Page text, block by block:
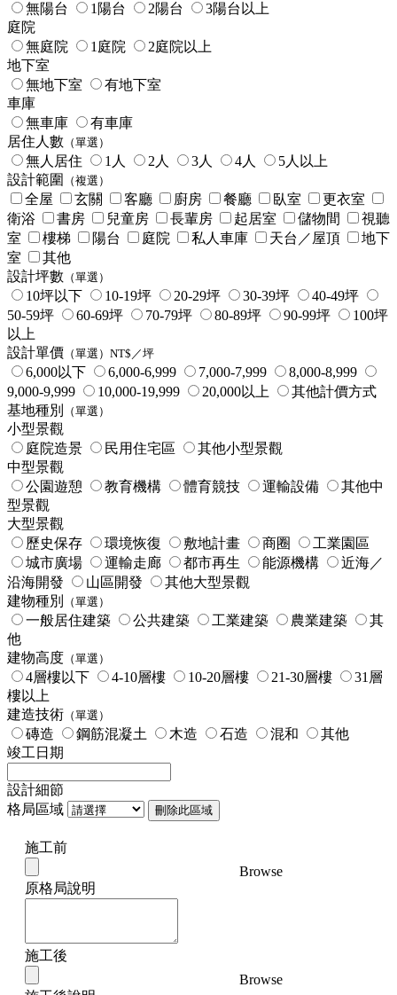
無陽台
1陽台 2陽台
3陽台以上
庭院
無庭院
1庭院
2庭院以上
地下室
無地下室
有地下室
車庫
無車庫
有車庫
居住人數 （單選）
無人居住 1人 2人 3人 4人
5人以上
設計範圍
（複選）
全屋 玄關 客廳 廚房 餐廳 臥室
更衣室
衛浴
書房 兒童房 長輩房 起居室 儲物間
視聽
室
樓梯 陽台 庭院 私人車庫 天台／屋頂
地下
室
其他
設計坪數 （單選）
10坪以下 10-19坪 20-29坪 30-39坪
40-49坪
50-59坪
60-69坪 70-79坪 80-89坪 90-99坪
100坪
以上
設計單價 （單選）NT$／坪
6,000以下 6,000-6,999 7,000-7,999
8,000-8,999
9,000-9,999
10,000-19,999 20,000以上
其他計價方式
基地種別
（單選）
小型景觀
庭院造景
民用住宅區
其他小型景觀
中型景觀
公園遊憩
教育機構 體育競技 運輸設備
其他中
型景觀
大型景觀
歷史保存
環境恢復 敷地計畫 商圈
工業園區
城市廣場
運輸走廊 都市再生 能源機構
近海／
沿海開發
山區開發
其他大型景觀
建物種別
（單選）
一般居住建築 公共建築 工業建築 農業建築
其
他
建物高度 （單選）
4層樓以下 4-10層樓 10-20層樓 21-30層樓
31層
樓以上
建造技術 （單選）
磚造 鋼筋混凝土 木造 石造 混和
其他
竣工日期
設計細節
格局區域
刪除此區域
施工前
Browse
原格局說明
施工後
Browse